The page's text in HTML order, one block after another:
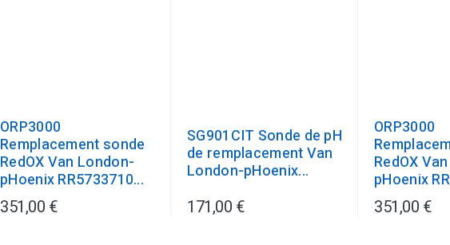
ORP3000
Remplacement sonde
RedOX Van London-
pHoenix RR5733710...
351,00 €
SG901CIT Sonde de pH
de remplacement Van
London-pHoenix...
171,00 €
ORP3000
RedOX
pHoenix
351,00 €